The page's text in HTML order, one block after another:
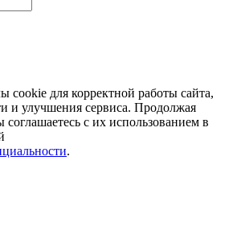
для корректной работы сайта,
и улучшения сервиса. Продолжая
соглашаетесь с их использованием в
.